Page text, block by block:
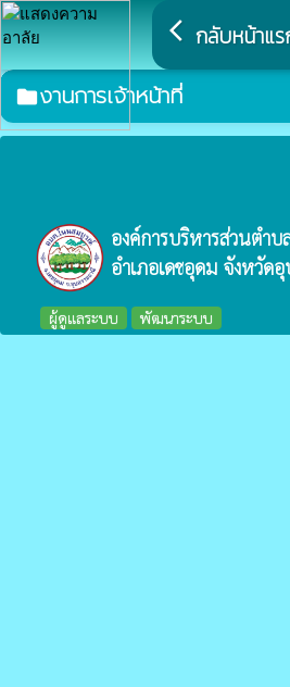
arrow_back_ios กลับหน้าแ
folderงานการเจ้าหน้าที่
องค์การบริหารส่วนตำ
อำเภอเดชอุดม จังหวัด
ผู้ดูแลระบบ พัฒนาระบบ